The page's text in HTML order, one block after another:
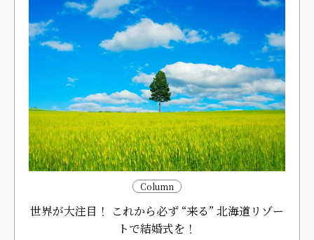
Column
世界が大注目！ これから必ず “来る” 北海道リゾー
トで結婚式を！